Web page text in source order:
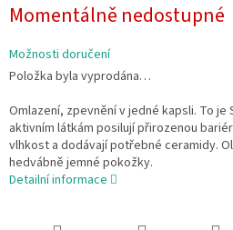
Momentálně nedostupné
Možnosti doručení
Položka byla vyprodána…
Omlazení, zpevnění v jedné kapsli. To je
aktivním látkám posilují přirozenou
vlhkost a dodávají potřebné ceramidy.
hedvábně jemné pokožky.
Detailní informace